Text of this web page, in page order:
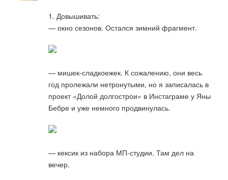
1. Довышивать:
— окно сезонов. Остался зимний фрагмент.
— мишек-сладкоежек. К сожалению, они весь
год пролежали нетронутыми, но я записалась в
проект «Долой долгострои» в Инстаграме у Яны
Бебре и уже немного продвинулась.
— кексик из набора МП-студии. Там дел на
вечер.